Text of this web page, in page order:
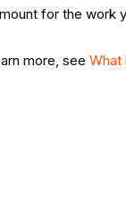
for the
more, see What